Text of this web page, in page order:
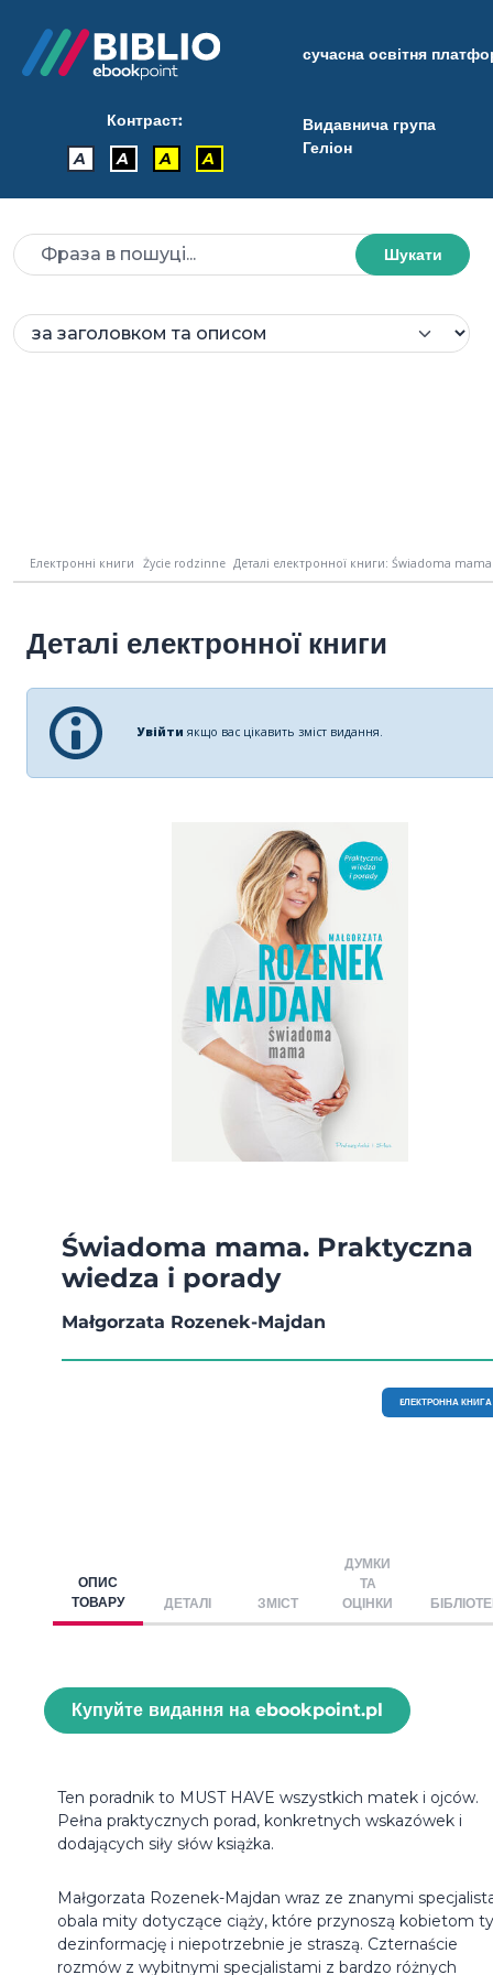
сучасна освітня
Контраст:
A
A A A
Видавнича група
Геліон
Шукати
Електронні книги Życie rodzinne Деталі електронної книги: Świadoma
Деталі електронної книги
Увійти якщо вас цікавить зміст видання.
Świadoma mama. Praktyczna
wiedza i porady
Małgorzata Rozenek-Majdan
EЛЕКТРОННА КНИГА
ОПИС
ТОВАРУ
ДЕТАЛІ ЗМІСТ
ДУМКИ
ТА
ОЦІНКИ
Купуйте видання на ebookpoint.pl
Ten poradnik to MUST HAVE wszystkich matek i ojców.
Pełna praktycznych porad, konkretnych wskazówek i
dodających siły słów książka.
Małgorzata Rozenek-Majdan wraz ze znanymi
obala mity dotyczące ciąży, które przynoszą kobietom
dezinformację i niepotrzebnie je straszą. Czternaście
rozmów z wybitnymi specjalistami z bardzo różnych